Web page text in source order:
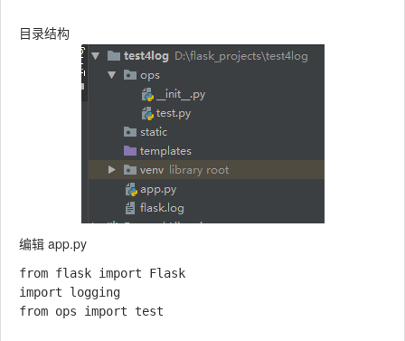
目录结构
编辑 app.py
from flask import Flask
import logging
from ops import test